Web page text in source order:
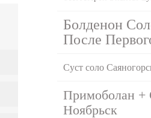
Болденон
После
Суст соло
Примоболан +
Ноябрьск